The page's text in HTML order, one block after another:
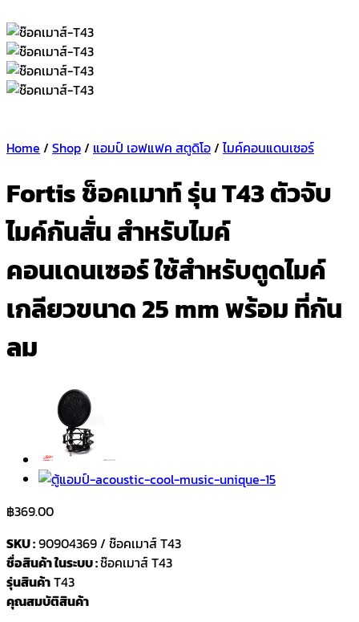
Home / Shop/ แอมป์ เอฟแฟค สตูดิโอ/ ไมค์คอนแดนเซอร์
Fortis ช็อคเมาท์ รุ่น T43 ตัวจับ
ไมค์กันสั่น สำหรับไมค์
คอนเดนเซอร์ ใช้สำหรับตูดไมค์
เกลียวขนาด 25 mm พร้อม ที่กัน
ลม
฿369.00
SKU :90904369 / ช๊อคเมาส์ T43
ชื่อสินค้า ในระบบ :ช๊อคเมาส์ T43
รุ่นสินค้าT43
คุณสมบัติสินค้า